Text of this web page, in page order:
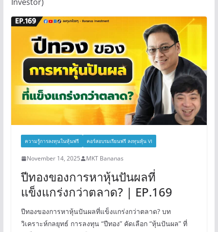
ความรู้การลงทุนในหุ้นฟรี คอร์สอบรมเรียนฟรี ลงทุนหุ้น VI
November 14, 2025 MKT Bananas
ปีทองของการหาหุ้นปันผลที่
แข็งแกร่งกว่าตลาด? | EP.169
ปีทองของการหาหุ้นปันผลที่แข็งแกร่งกว่าตลาด? บท
วิเคราะห์กลยุทธ์ การลงทุน “ปีทอง” คัดเลือก “หุ้นปันผล” ที่